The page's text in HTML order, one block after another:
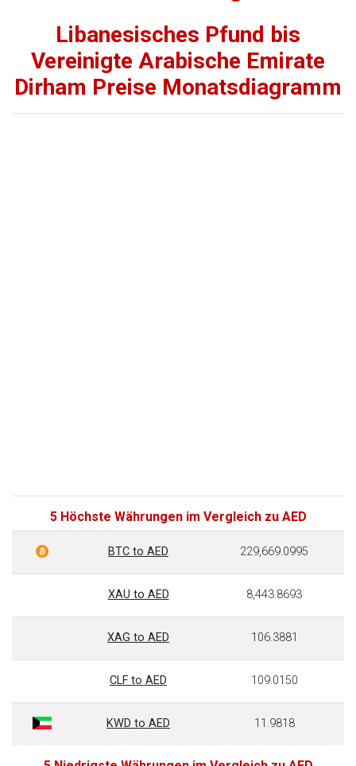
Libanesisches Pfund bis
Vereinigte Arabische Emirate
Dirham Preise Monatsdiagramm
5 Höchste Währungen im Vergleich zu AED
BTC to AED 229,669.0995
XAU to AED 8,443.8693
XAG to AED 106.3881
CLF to AED 109.0150
KWD to AED 11.9818